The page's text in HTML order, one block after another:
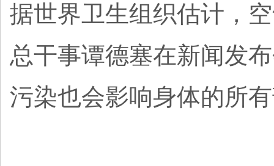
据世界卫生组织估计，
总干事谭德塞在新闻发
污染也会影响身体的所